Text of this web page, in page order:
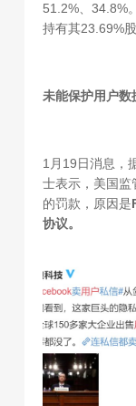
51.2%、34.8%
持有其23.69%股
未能保护用户
1月19日消息，
士表示，美国
的罚款，原因是
协议。